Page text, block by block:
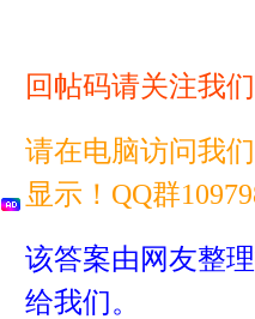
回帖码请关注我
请在电脑访问我
显示！QQ群
该答案由网友整
给我们。